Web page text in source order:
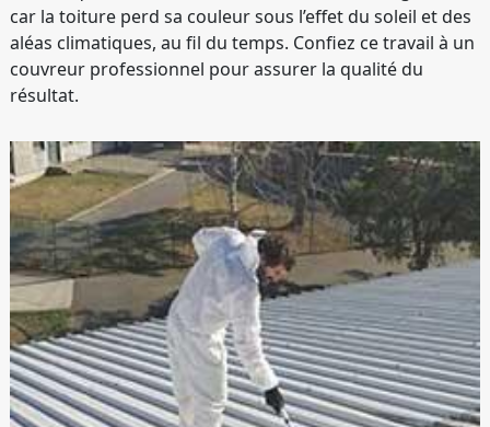
car la toiture perd sa couleur sous l’effet du soleil et des
aléas climatiques, au fil du temps. Confiez ce travail à un
couvreur professionnel pour assurer la qualité du
résultat.